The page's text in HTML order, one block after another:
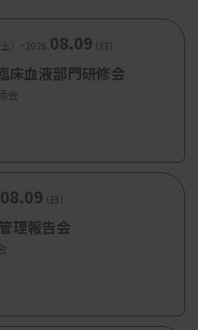
） -2026. 08.09（日）
血液部門研修会
会
08.09（日）
理報告会